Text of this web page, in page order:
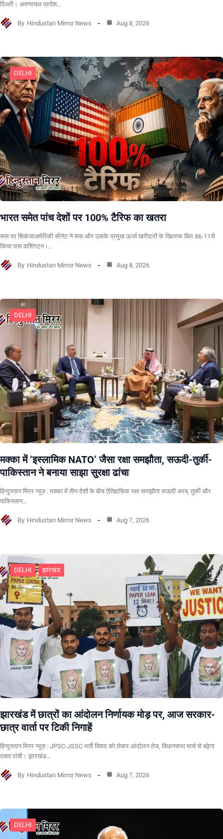
दिल्ली। अरुणाचल प्रदेश…
By Hindustan Mirror News Aug 8, 2026
DELHI
भारत समेत पांच देशों पर 100% टैरिफ का खतरा
रूस पर शिकंजाअमेरिकी सीनेट ने रूस और उसके प्रमुख ऊर्जा खरीदारों के खिलाफ बिल 86-11से
किया पास वाशिंगटन।…
By Hindustan Mirror News Aug 8, 2026
DELHI
मक्का में ‘इस्लामिक NATO’ जैसा रक्षा समझौता, सऊदी-तुर्की-
पाकिस्तान ने बनाया साझा सुरक्षा ढांचा
हिन्दुस्तान मिरर न्यूज़ : मक्का में तीन देशों के बीच ऐतिहासिक रक्षा समझौता सऊदी अरब, तुर्की और
पाकिस्तान…
By Hindustan Mirror News Aug 7, 2026
DELHI झारखंड
झारखंड में छात्रों का आंदोलन निर्णायक मोड़ पर, आज सरकार-
छात्र वार्ता पर टिकी निगाहें
हिन्दुस्तान मिरर न्यूज़ : JPSC-JSSC भर्ती विवाद को लेकर आंदोलन तेज, विधानसभा मार्च से बढ़ेगा
दबाव रांची। झारखंड…
By Hindustan Mirror News Aug 7, 2026
DELHI